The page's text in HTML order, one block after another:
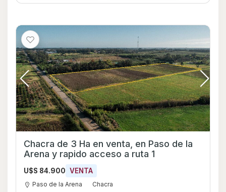
Chacra de 3 Ha en venta, en Paso de la
Arena y rapido acceso a ruta 1
U$S 84.900 VENTA
Paso de la Arena Chacra